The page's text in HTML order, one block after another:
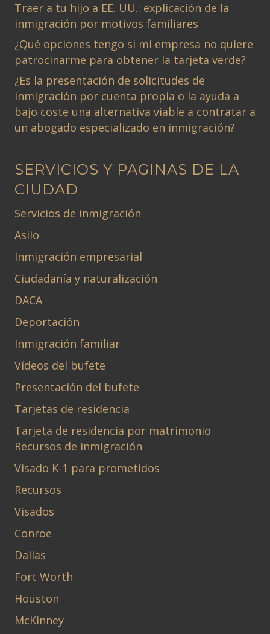
Traer a tu hijo a EE. UU.: explicación de la
inmigración por motivos familiares
¿Qué opciones tengo si mi empresa no quiere
patrocinarme para obtener la tarjeta verde?
¿Es la presentación de solicitudes de
inmigración por cuenta propia o la ayuda a
bajo coste una alternativa viable a contratar a
un abogado especializado en inmigración?
SERVICIOS Y PAGINAS DE LA
CIUDAD
Servicios de inmigración
Asilo
Inmigración empresarial
Ciudadanía y naturalización
DACA
Deportación
Inmigración familiar
Vídeos del bufete
Presentación del bufete
Tarjetas de residencia
Tarjeta de residencia por matrimonio
Recursos de inmigración
Visado K-1 para prometidos
Recursos
Visados
Conroe
Dallas
Fort Worth
Houston
McKinney